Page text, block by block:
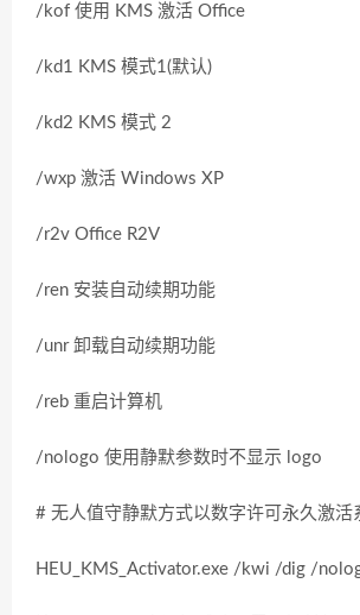
/kof 使用 KMS 激活 Office
/kd1 KMS 模式1(默认)
/kd2 KMS 模式 2
/wxp 激活 Windows XP
/r2v Office R2V
/ren 安装自动续期功能
/unr 卸载自动续期功能
/reb 重启计算机
/nologo 使用静默参数时不显示 logo
# 无人值守静默方式以数字许可永久激活
HEU_KMS_Activator.exe /kwi /dig /